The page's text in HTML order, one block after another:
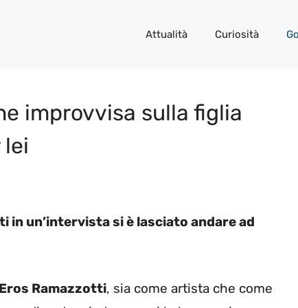
Attualità Curiosità
improvvisa sulla figlia
in un’intervista si è lasciato andare ad
Eros Ramazzotti, sia come artista che come